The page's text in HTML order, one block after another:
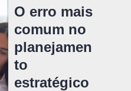
O erro mais
comum no
planejamen
to
estratégico